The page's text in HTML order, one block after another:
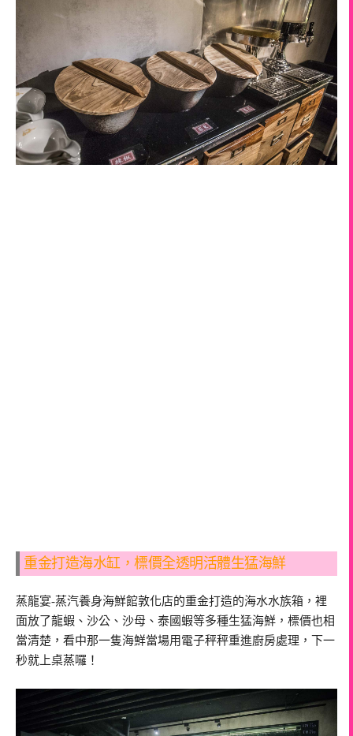
重金打造海水缸，標價全透明活體生猛海鮮
蒸龍宴-蒸汽養身海鮮館敦化店的重金打造的海水水族箱，裡
面放了龍蝦、沙公、沙母、泰國蝦等多種生猛海鮮，標價也相
當清楚，看中那一隻海鮮當場用電子秤秤重進廚房處理，下一
秒就上桌蒸囉！